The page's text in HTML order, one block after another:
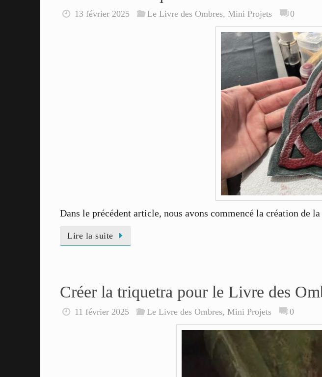
13 février 2025 Le Livre des Ombres,Mini Projets 0
Dans le précédent article, nous avons commencé la création de
Lire la suite
Créer la triquetra pour le Livre des
11 février 2025 Le Livre des Ombres,Mini Projets 0